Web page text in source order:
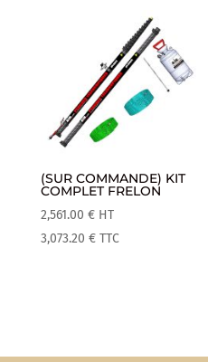
(SUR COMMANDE) KIT
COMPLET FRELON
2,561.00 € HT
3,073.20 € TTC